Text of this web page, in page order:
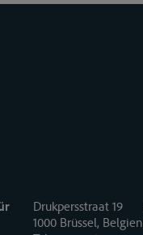
Drukpersstraat 19
1000 Brüssel, Belgien